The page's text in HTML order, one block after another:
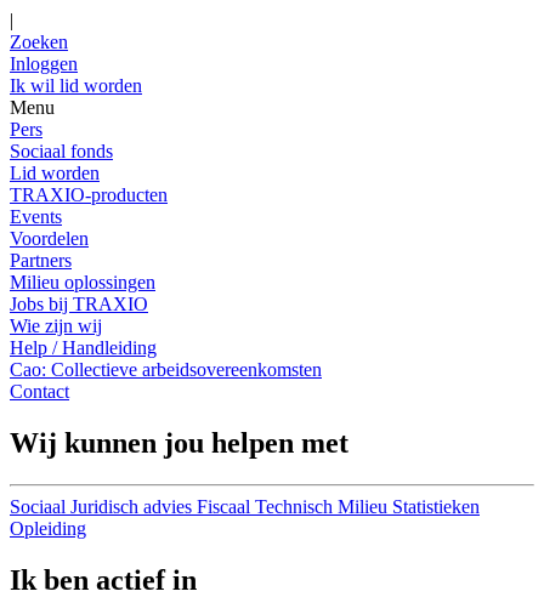
|
Zoeken
Inloggen
Ik wil lid worden
Menu
Pers
Sociaal fonds
Lid worden
TRAXIO-producten
Events
Voordelen
Partners
Milieu oplossingen
Jobs bij TRAXIO
Wie zijn wij
Help / Handleiding
Cao: Collectieve arbeidsovereenkomsten
Contact
Wij kunnen jou helpen met
Sociaal Juridisch advies Fiscaal Technisch Milieu Statistieken
Opleiding
Ik ben actief in